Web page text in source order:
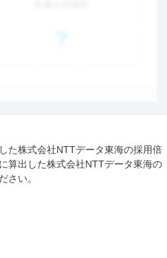
た株式会社NTTデータ東海の採用倍
算出した株式会社NTTデータ東海の
さい。